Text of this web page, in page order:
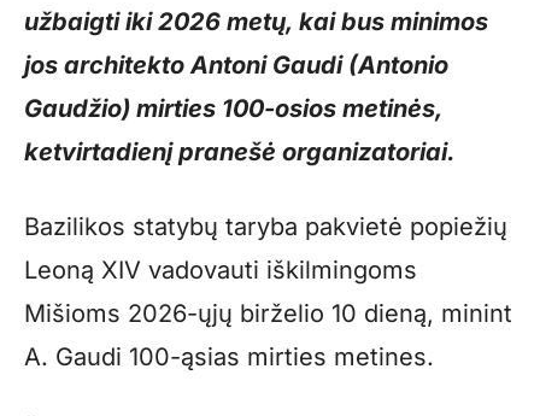
užbaigti iki 2026 metų, kai bus minimos
jos architekto Antoni Gaudi (Antonio
Gaudžio) mirties 100-osios metinės,
ketvirtadienį pranešė organizatoriai.
Bazilikos statybų taryba pakvietė popiežių
Leoną XIV vadovauti iškilmingoms
Mišioms 2026-ųjų birželio 10 dieną, minint
A. Gaudi 100-ąsias mirties metines.